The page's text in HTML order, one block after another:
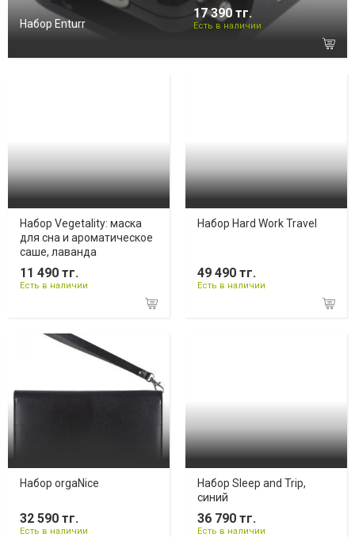
Набор Enturr
17 390 тг.
Есть в наличии
Набор Vegetality: маска
для сна и ароматическое
саше, лаванда
11 490 тг.
Есть в наличии
Набор Hard Work Travel
49 490 тг.
Есть в наличии
Набор orgaNice
32 590 тг.
Есть в наличии
Набор Sleep and Trip,
синий
36 790 тг.
Есть в наличии